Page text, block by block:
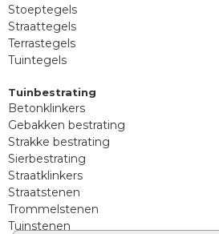
Stoeptegels
Straattegels
Terrastegels
Tuintegels
Tuinbestrating
Betonklinkers
Gebakken bestrating
Strakke bestrating
Sierbestrating
Straatklinkers
Straatstenen
Trommelstenen
Tuinstenen